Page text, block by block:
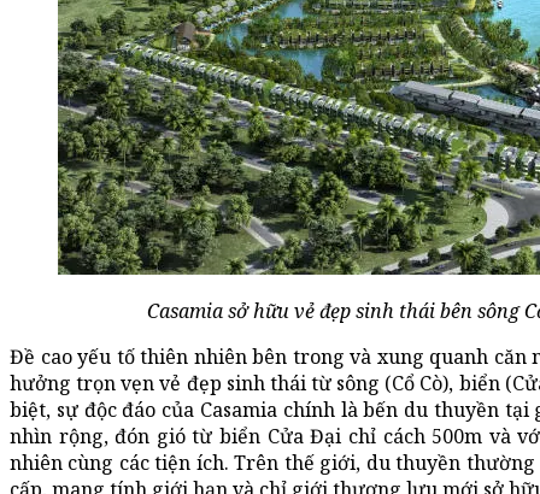
Casamia sở hữu vẻ đẹp sinh thái bên sông
Đề cao yếu tố thiên nhiên bên trong và xung quanh căn
hưởng trọn vẹn vẻ đẹp sinh thái từ sông (Cổ Cò), biển
biệt, sự độc đáo của Casamia chính là bến du thuyền
nhìn rộng, đón gió từ biển Cửa Đại chỉ cách 500m và
nhiên cùng các tiện ích. Trên thế giới, du thuyền